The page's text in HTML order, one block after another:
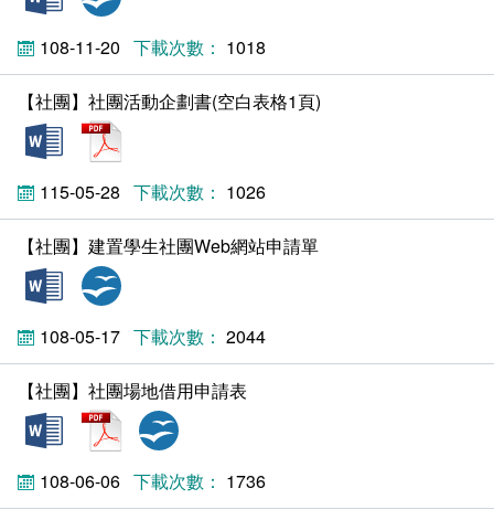
友善校園
特殊教育服務
常見問答
校園霸凌防制準則
生對生校園霸凌事件處理流程圖
108-11-20 1018
【社團】社團活動企劃書(空白表格1頁)
docx
115-05-28 1026
【社團】建置學生社團Web網站申請單
doc
108-05-17 2044
【社團】社團場地借用申請表
docx
pdf
108-06-06 1736